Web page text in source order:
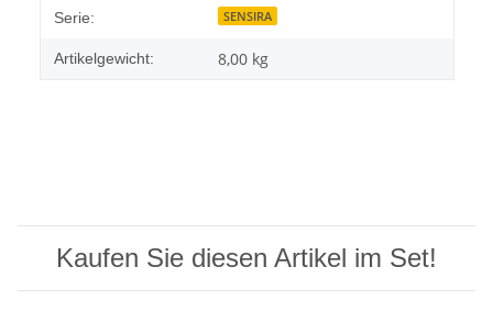
Serie: SENSIRA
Artikelgewicht: 8,00 kg
Kaufen Sie diesen Artikel im Set!